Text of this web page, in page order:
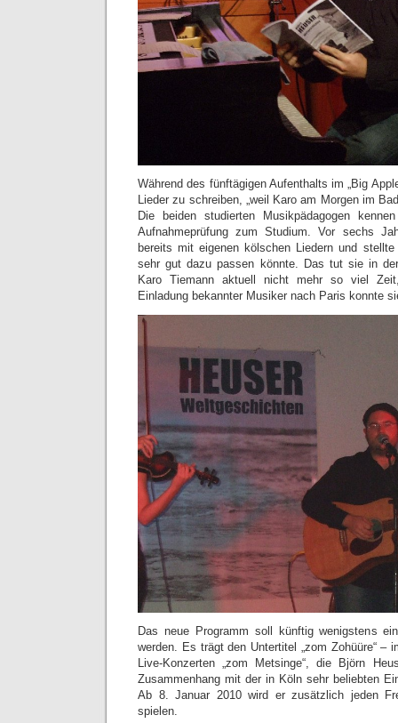
Während des fünftägigen Aufenthalts im „Big
Lieder zu schreiben, „weil Karo am Morgen im
Die beiden studierten Musikpädagogen
Aufnahmeprüfung zum Studium. Vor sechs
bereits mit eigenen kölschen Liedern und
sehr gut dazu passen könnte. Das tut sie in
Karo Tiemann aktuell nicht mehr so viel
Einladung bekannter Musiker nach Paris konnte
Das neue Programm soll künftig wenigstens
werden. Es trägt den Untertitel „zom Zohüüre“ –
Live-Konzerten „zom Metsinge“, die Björn
Zusammenhang mit der in Köln sehr beliebten
Ab 8. Januar 2010 wird er zusätzlich jeden
spielen.